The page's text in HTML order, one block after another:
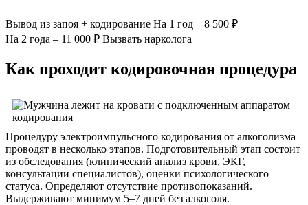
Вывод из запоя + кодирование На 1 год – 8 500 ₽
На 2 года – 11 000 ₽ Вызвать нарколога
Как проходит кодировочная процедура
Процедуру электроимпульсного кодирования от алкоголизма
проводят в несколько этапов. Подготовительный этап состоит
из обследования (клинический анализ крови, ЭКГ,
консультации специалистов), оценки психологического
статуса. Определяют отсутствие противопоказаний.
Выдерживают минимум 5–7 дней без алкоголя.